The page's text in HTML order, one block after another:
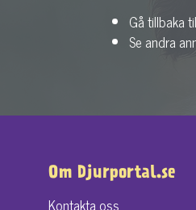
Gå tillbaka
Se andra
Om Djurportal.se
Kontakta oss